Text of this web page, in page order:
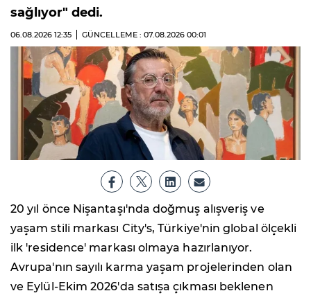
sağlıyor" dedi.
06.08.2026 12:35 GÜNCELLEME : 07.08.2026 00:01
20 yıl önce Nişantaşı'nda doğmuş alışveriş ve
yaşam stili markası City's, Türkiye'nin global ölçekli
ilk 'residence' markası olmaya hazırlanıyor.
Avrupa'nın sayılı karma yaşam projelerinden olan
ve Eylül-Ekim 2026'da satışa çıkması beklenen